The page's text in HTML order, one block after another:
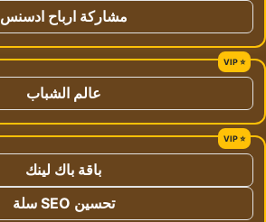
مشاركة ارباح ادسنس
عالم الشباب
باقة باك لينك
تحسين SEO سلة